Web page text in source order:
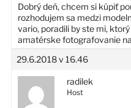
Dobrý deň, chcem si kúpiť
rozhodujem sa medzi
vario, poradili by ste mi,
amatérske fotografovanie
29.6.2018 v 16.46
radilek
Host